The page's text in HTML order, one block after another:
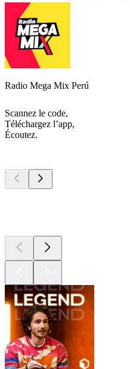
Radio Mega Mix Perú
Scannez le code,
Téléchargez l’app,
Écoutez.